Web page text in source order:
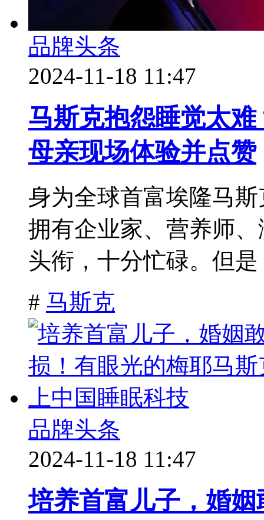
品牌头条
2024-11-18 11:47
马斯克抱怨睡觉太
母亲现场体验并点赞
身为全球首富埃隆马
拥有企业家、营养师
头衔，十分忙碌。但
# 马斯克
品牌头条
2024-11-18 11:47
培养首富儿子，婚